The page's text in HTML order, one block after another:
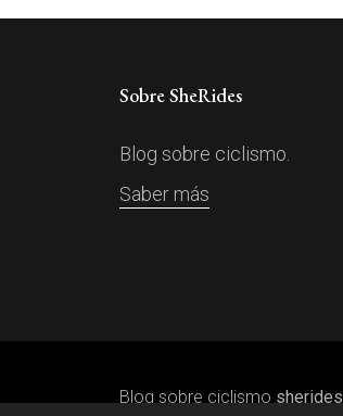
Sobre SheRides
Blog sobre ciclismo.
Saber más
Blog sobre ciclismo sherides